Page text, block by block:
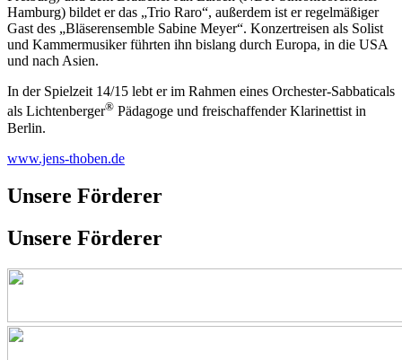
Hamburg) bildet er das „Trio Raro“, außerdem ist er regelmäßiger
Gast des „Bläserensemble Sabine Meyer“. Konzertreisen als Solist
und Kammermusiker führten ihn bislang durch Europa, in die USA
und nach Asien.
In der Spielzeit 14/15 lebt er im Rahmen eines Orchester-Sabbaticals
als Lichtenberger® Pädagoge und freischaffender Klarinettist in
Berlin.
www.jens-thoben.de
Unsere Förderer
Unsere Förderer